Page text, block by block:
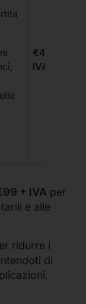
€499 +
IVA/
+ IVA per
e alle
ridurre i
di